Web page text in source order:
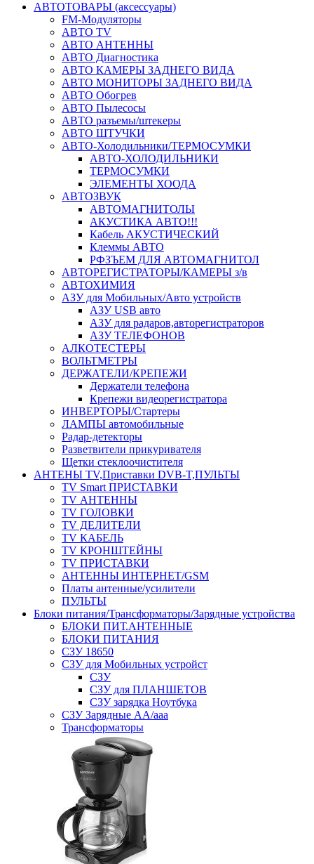
АВТОТОВАРЫ (аксессуары)
FM-Модуляторы
АВТО TV
АВТО АНТЕННЫ
АВТО Диагностика
АВТО КАМЕРЫ ЗАДНЕГО ВИДА
АВТО МОНИТОРЫ ЗАДНЕГО ВИДА
АВТО Обогрев
АВТО Пылесосы
АВТО разъемы/штекеры
АВТО ШТУЧКИ
АВТО-Холодильники/ТЕРМОСУМКИ
АВТО-ХОЛОДИЛЬНИКИ
ТЕРМОСУМКИ
ЭЛЕМЕНТЫ ХООДА
АВТОЗВУК
АВТОМАГНИТОЛЫ
АКУСТИКА АВТО!!!
Кабель АКУСТИЧЕСКИЙ
Клеммы АВТО
РФЗЪЕМ ДЛЯ АВТОМАГНИТОЛ
АВТОРЕГИСТРАТОРЫ/КАМЕРЫ з/в
АВТОХИМИЯ
АЗУ для Мобильных/Авто устройств
АЗУ USB авто
АЗУ для радаров,авторегистраторов
АЗУ ТЕЛЕФОНОВ
АЛКОТЕСТЕРЫ
ВОЛЬТМЕТРЫ
ДЕРЖАТЕЛИ/КРЕПЕЖИ
Держатели телефона
Крепежи видеорегистратора
ИНВЕРТОРЫ/Стартеры
ЛАМПЫ автомобильные
Радар-детекторы
Разветвители прикуривателя
Щетки стеклоочистителя
АНТЕНЫ ТV,Приставки DVB-T,ПУЛЬТЫ
TV Smart ПРИСТАВКИ
TV АНТЕННЫ
TV ГОЛОВКИ
TV ДЕЛИТЕЛИ
TV КАБЕЛЬ
TV КРОНШТЕЙНЫ
TV ПРИСТАВКИ
АНТЕННЫ ИНТЕРНЕТ/GSM
Платы антенные/усилители
ПУЛЬТЫ
Блоки питания/Трансформаторы/Зарядные устройства
БЛОКИ ПИТ.АНТЕННЫЕ
БЛОКИ ПИТАНИЯ
СЗУ 18650
СЗУ для Мобильных устройст
СЗУ
СЗУ для ПЛАНШЕТОВ
СЗУ зарядка Ноутбука
СЗУ Зарядные АА/ааа
Трансформаторы